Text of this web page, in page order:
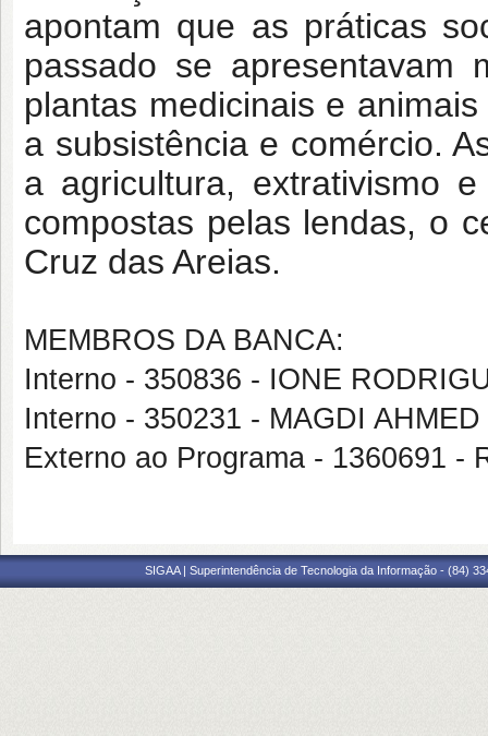
apontam que as práticas
passado se apresentavam
plantas medicinais e
a subsistência e comércio.
a agricultura, extrativismo
compostas pelas lendas, o
Cruz das Areias.
MEMBROS DA BANCA:
Interno - 350836 - IONE
Interno - 350231 - MAGDI
Externo ao Programa - 1360691 -
SIGAA | Superintendência de Tecnologia da Informação - (84)